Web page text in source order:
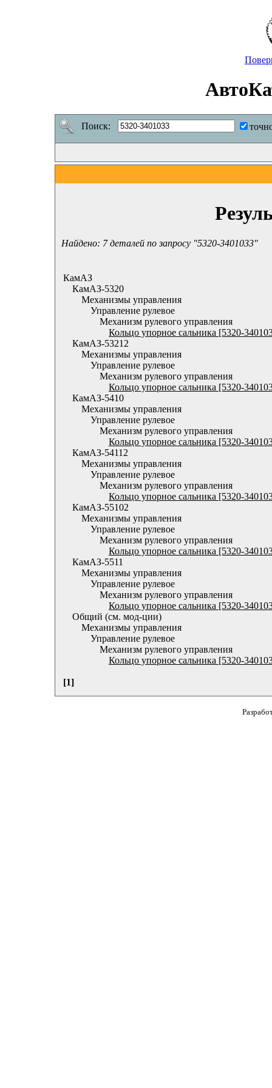
Поиск:
Найдено: 7 деталей по запросу "5320-3401033"
КамАЗ
КамАЗ-5320
Механизмы управления
Управление рулевое
Механизм рулевого управления
Кольцо упорное сальника [5320-
КамАЗ-53212
Механизмы управления
Управление рулевое
Механизм рулевого управления
Кольцо упорное сальника [5320-
КамАЗ-5410
Механизмы управления
Управление рулевое
Механизм рулевого управления
Кольцо упорное сальника [5320-
КамАЗ-54112
Механизмы управления
Управление рулевое
Механизм рулевого управления
Кольцо упорное сальника [5320-
КамАЗ-55102
Механизмы управления
Управление рулевое
Механизм рулевого управления
Кольцо упорное сальника [5320-
КамАЗ-5511
Механизмы управления
Управление рулевое
Механизм рулевого управления
Кольцо упорное сальника [5320-
Общий (см. мод-ции)
Механизмы управления
Управление рулевое
Механизм рулевого управления
Кольцо упорное сальника [5320-
[1]